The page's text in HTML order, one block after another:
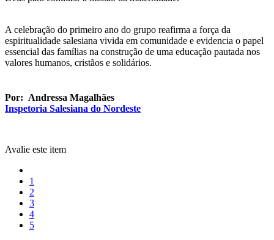
A celebração do primeiro ano do grupo reafirma a força da
espiritualidade salesiana vivida em comunidade e evidencia o papel
essencial das famílias na construção de uma educação pautada nos
valores humanos, cristãos e solidários.
Por: Andressa Magalhães
Inspetoria Salesiana do Nordeste
Avalie este item
1
2
3
4
5